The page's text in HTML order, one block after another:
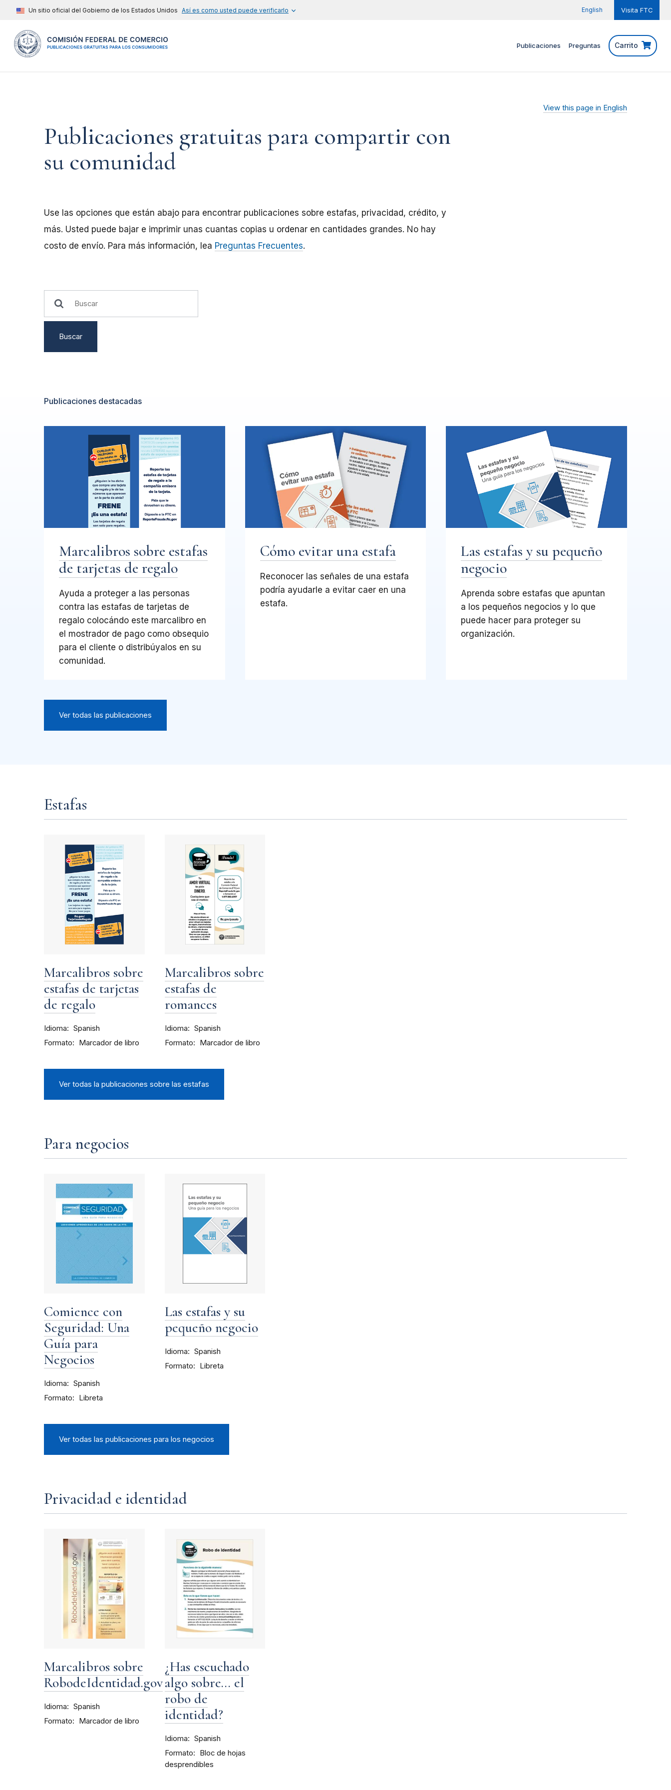
Un sitio oficial del Gobierno de los Estados Unidos Así es como usted puede verificarlo English Visita FTC
Publicaciones Preguntas Carrito
View this page in English
Publicaciones gratuitas para compartir con
su comunidad
Use las opciones que están abajo para encontrar publicaciones sobre estafas, privacidad, crédito, y
más. Usted puede bajar e imprimir unas cuantas copias u ordenar en cantidades grandes. No hay
costo de envío. Para más información, lea Preguntas Frecuentes.
Buscar
Publicaciones destacadas
Marcalibros sobre estafas
de tarjetas de regalo
Ayuda a proteger a las personas
contra las estafas de tarjetas de
regalo colocándo este marcalibro en
el mostrador de pago como obsequio
para el cliente o distribúyalos en su
comunidad.
Cómo evitar una estafa
Reconocer las señales de una estafa
podría ayudarle a evitar caer en una
estafa.
Las estafas y su pequeño
negocio
Aprenda sobre estafas que apuntan
a los pequeños negocios y lo que
puede hacer para proteger su
organización.
Ver todas las publicaciones
Estafas
Marcalibros sobre
estafas de tarjetas
de regalo
Idioma Spanish
Formato Marcador de libro
Marcalibros sobre
estafas de
romances
Idioma Spanish
Formato Marcador de libro
Ver todas la publicaciones sobre las estafas
Para negocios
Comience con
Seguridad: Una
Guía para
Negocios
Idioma Spanish
Formato Libreta
Las estafas y su
pequeño negocio
Idioma Spanish
Formato Libreta
Ver todas las publicaciones para los negocios
Privacidad e identidad
Marcalibros sobre
RobodeIdentidad.gov
Idioma Spanish
Formato Marcador de libro
¿Has escuchado
algo sobre... el
robo de
identidad?
Idioma Spanish
Formato
Bloc de hojas
desprendibles